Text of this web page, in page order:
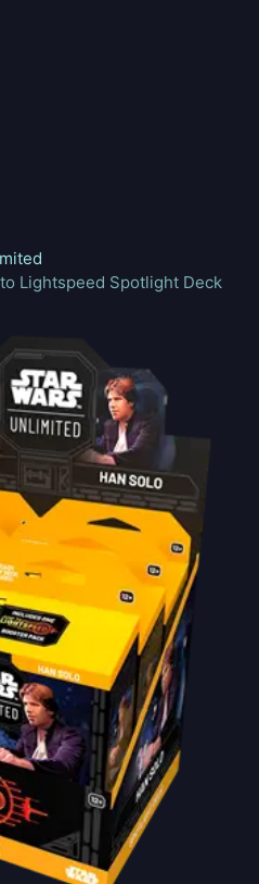
Lightspeed Spotlight Deck